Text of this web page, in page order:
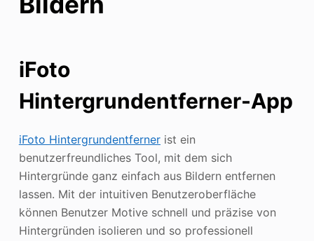
iFoto
Hintergrundentferner-App
iFoto Hintergrundentfernerist ein
benutzerfreundliches Tool, mit dem sich
Hintergründe ganz einfach aus Bildern entfernen
lassen. Mit der intuitiven Benutzeroberfläche
können Benutzer Motive schnell und präzise von
Hintergründen isolieren und so professionell